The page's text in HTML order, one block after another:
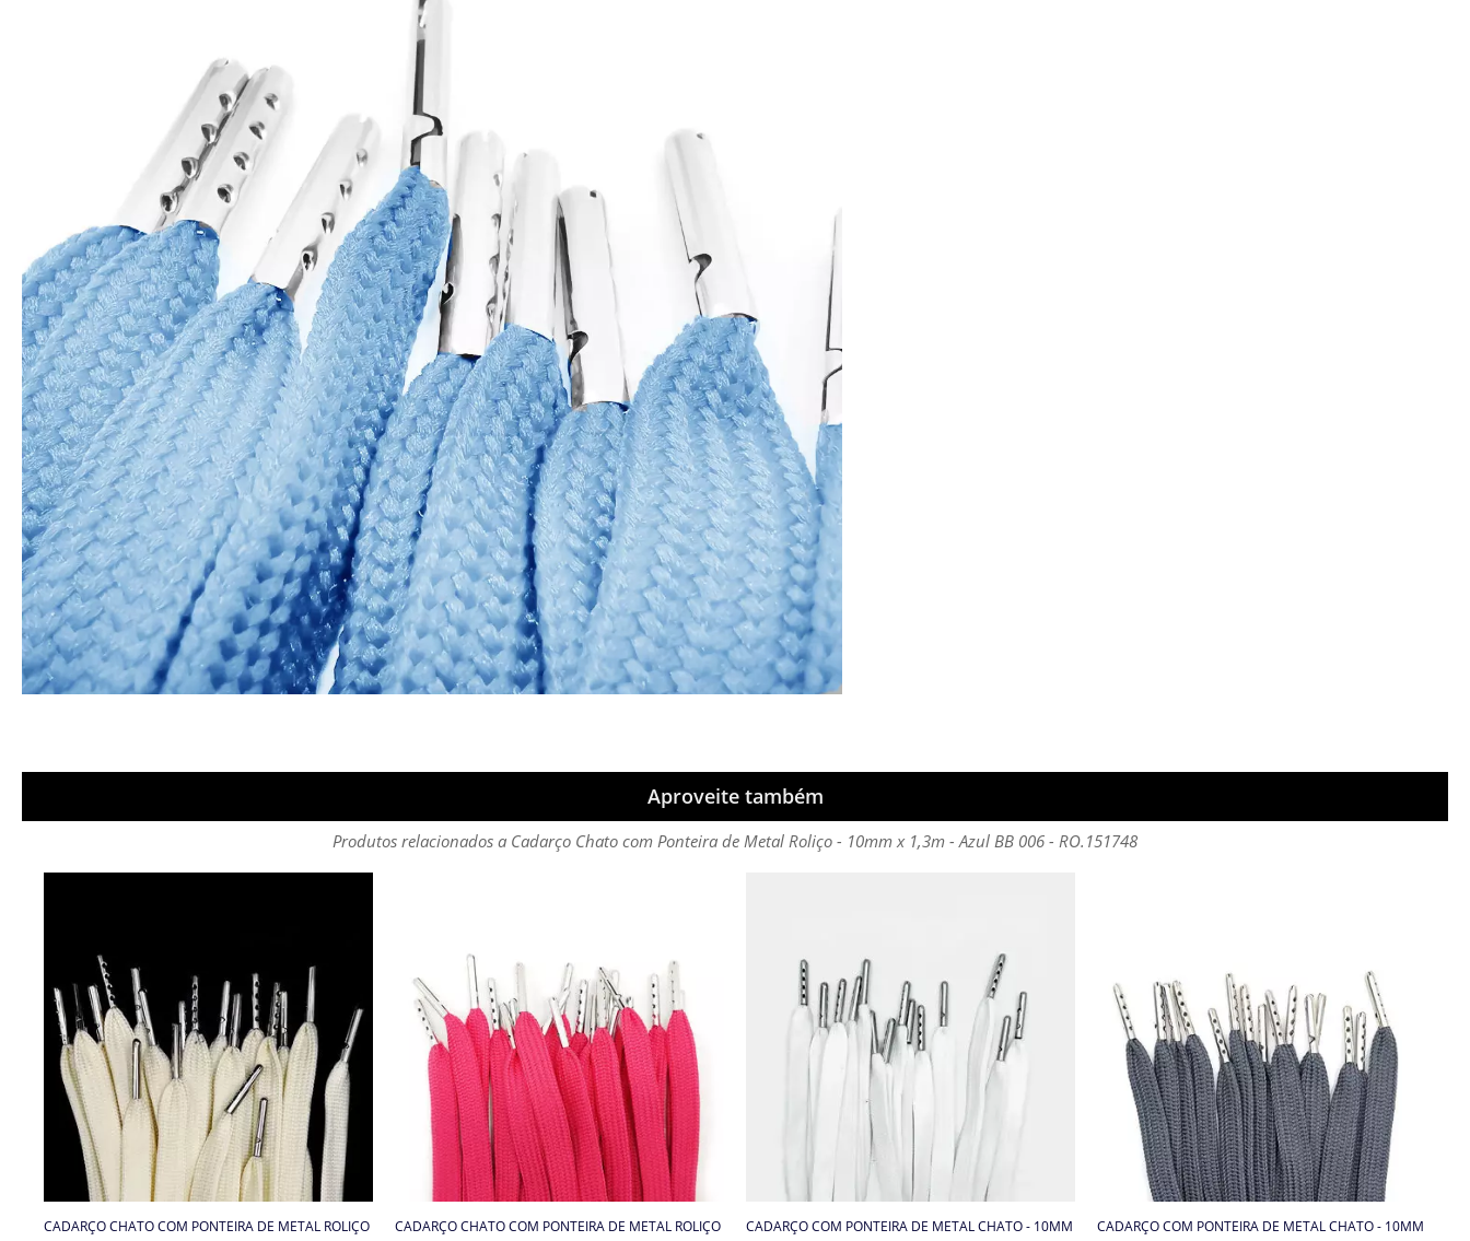
Aproveite também
Produtos relacionados a Cadarço Chato com Ponteira de Metal Roliço - 10mm x 1,3m - Azul BB 006 - RO.151748
CADARÇO CHATO COM PONTEIRA DE METAL ROLIÇO
CADARÇO CHATO COM PONTEIRA DE METAL ROLIÇO
CADARÇO COM PONTEIRA DE METAL CHATO - 10MM
CADARÇO COM PONTEIRA DE METAL CHATO - 10MM